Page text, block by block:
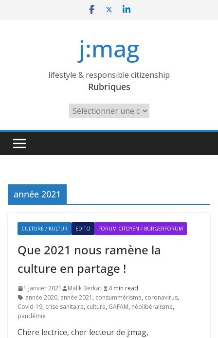
j:mag
lifestyle & responsible citizenship
Rubriques
Rubriques
année 2021
CULTURE / KULTUR EDITO FORUM CITOYEN / BÜRGERFORUM
Que 2021 nous ramène la
culture en partage !
1 janvier 2021 Malik Berkati
4 min read
année 2020, année 2021 , consummérisme, coronavirus,
Covid-19, crise sanitaire, culture, GAFAM, néolibéralisme,
pandémie
Chère lectrice, cher lecteur de j:mag,